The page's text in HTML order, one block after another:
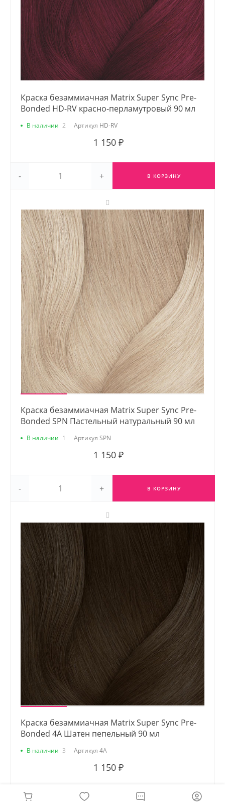
Краска безаммиачная Matrix Super Sync Pre-
Bonded HD-RV красно-перламутровый 90 мл
В наличии 2 Артикул HD-RV
1 150 ₽
- + В КОРЗИНУ
Краска безаммиачная Matrix Super Sync Pre-
Bonded SPN Пастельный натуральный 90 мл
В наличии 1 Артикул SPN
1 150 ₽
- + В КОРЗИНУ
Краска безаммиачная Matrix Super Sync Pre-
Bonded 4A Шатен пепельный 90 мл
В наличии 3 Артикул 4А
1 150 ₽